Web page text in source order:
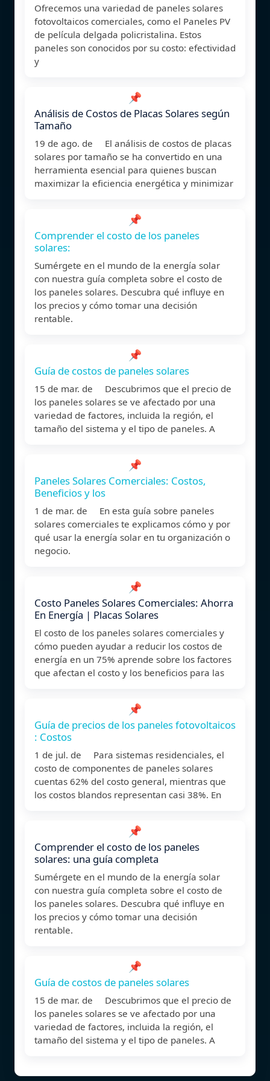
Ofrecemos una variedad de paneles solares
fotovoltaicos comerciales, como el Paneles PV
de película delgada policristalina. Estos
paneles son conocidos por su costo: efectividad
y
📌
Análisis de Costos de Placas Solares según
Tamaño
19 de ago. de El análisis de costos de placas
solares por tamaño se ha convertido en una
herramienta esencial para quienes buscan
maximizar la eficiencia energética y minimizar
📌
Comprender el costo de los paneles
solares:
Sumérgete en el mundo de la energía solar
con nuestra guía completa sobre el costo de
los paneles solares. Descubra qué influye en
los precios y cómo tomar una decisión
rentable.
📌
Guía de costos de paneles solares
15 de mar. de Descubrimos que el precio de
los paneles solares se ve afectado por una
variedad de factores, incluida la región, el
tamaño del sistema y el tipo de paneles. A
📌
Paneles Solares Comerciales: Costos,
Beneficios y los
1 de mar. de En esta guía sobre paneles
solares comerciales te explicamos cómo y por
qué usar la energía solar en tu organización o
negocio.
📌
Costo Paneles Solares Comerciales: Ahorra
En Energía | Placas Solares
El costo de los paneles solares comerciales y
cómo pueden ayudar a reducir los costos de
energía en un 75% aprende sobre los factores
que afectan el costo y los beneficios para las
📌
Guía de precios de los paneles fotovoltaicos
: Costos
1 de jul. de Para sistemas residenciales, el
costo de componentes de paneles solares
cuentas 62% del costo general, mientras que
los costos blandos representan casi 38%. En
📌
Comprender el costo de los paneles
solares: una guía completa
Sumérgete en el mundo de la energía solar
con nuestra guía completa sobre el costo de
los paneles solares. Descubra qué influye en
los precios y cómo tomar una decisión
rentable.
📌
Guía de costos de paneles solares
15 de mar. de Descubrimos que el precio de
los paneles solares se ve afectado por una
variedad de factores, incluida la región, el
tamaño del sistema y el tipo de paneles. A